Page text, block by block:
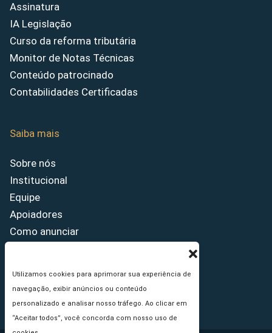
Utilizamos cookies para aprimorar sua experiência de
navegação, exibir anúncios ou conteúdo
personalizado e analisar nosso tráfego. Ao clicar em
“Aceitar todos”, você concorda com nosso uso de
Assinatura
IA Legislação
Curso da reforma tributária
Monitor de Notas Técnicas
Conteúdo patrocinado
Contabilidades Certificadas
Saiba mais
Sobre nós
Institucional
Equipe
Apoiadores
Como anunciar
Princípios Editoriais